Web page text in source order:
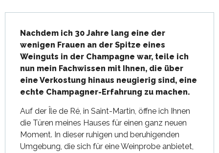
Nachdem ich 30 Jahre lang eine der
wenigen Frauen an der Spitze eines
Weinguts in der Champagne war, teile ich
nun mein Fachwissen mit Ihnen, die über
eine Verkostung hinaus neugierig sind, eine
echte Champagner-Erfahrung zu machen.
Auf der Île de Ré, in Saint-Martin, öffne ich Ihnen
die Türen meines Hauses für einen ganz neuen
Moment. In dieser ruhigen und beruhigenden
Umgebung, die sich für eine Weinprobe anbietet,